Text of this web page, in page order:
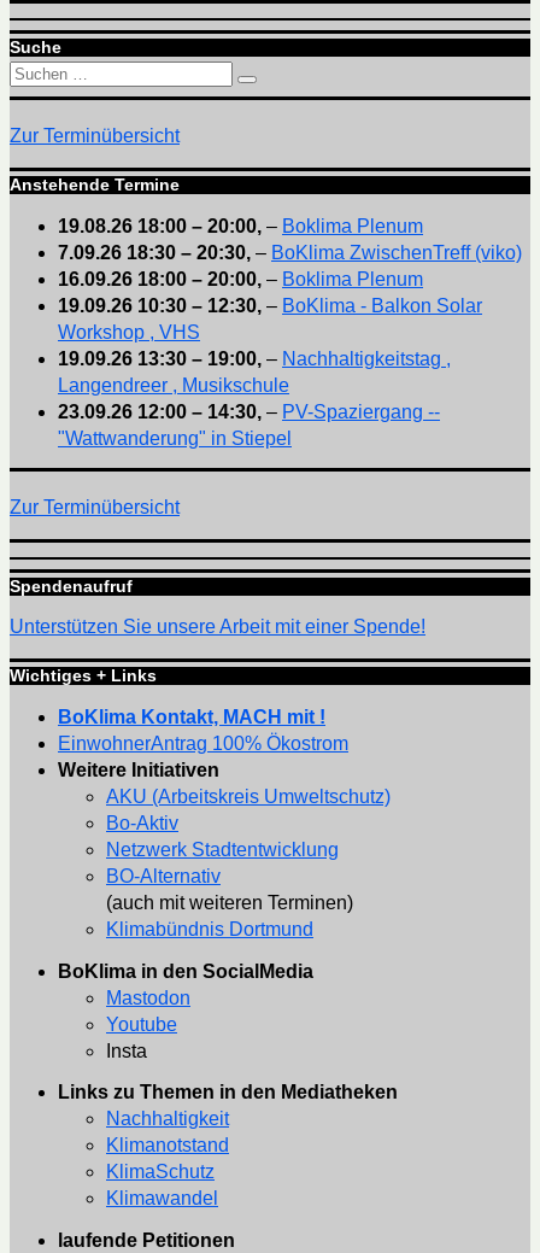
Suche
Suchen
nach:
Suchen
Zur Terminübersicht
Anstehende Termine
19.08.26 18:00 – 20:00, – Boklima Plenum
7.09.26 18:30 – 20:30, – BoKlima ZwischenTreff (viko)
16.09.26 18:00 – 20:00, – Boklima Plenum
19.09.26 10:30 – 12:30, – BoKlima - Balkon Solar
Workshop , VHS
19.09.26 13:30 – 19:00, – Nachhaltigkeitstag ,
Langendreer , Musikschule
23.09.26 12:00 – 14:30, – PV-Spaziergang --
"Wattwanderung" in Stiepel
Zur Terminübersicht
Spendenaufruf
Unterstützen Sie unsere Arbeit mit einer Spende!
Wichtiges + Links
BoKlima Kontakt, MACH mit !
EinwohnerAntrag 100% Ökostrom
Weitere Initiativen
AKU (Arbeitskreis Umweltschutz)
Bo-Aktiv
Netzwerk Stadtentwicklung
BO-Alternativ
(auch mit weiteren Terminen)
Klimabündnis Dortmund
BoKlima in den SocialMedia
Mastodon
Youtube
Insta
Links zu Themen in den Mediatheken
Nachhaltigkeit
Klimanotstand
KlimaSchutz
Klimawandel
laufende Petitionen